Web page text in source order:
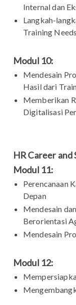
Internal dan
Langkah-
Training
Modul 10:
Mendesain
Hasil dari
Memberikan
Digitalisasi
HR Career
Modul 11:
Perencanaan
Depan
Mendesain
Berorientasi
Mendesain
Modul 12: